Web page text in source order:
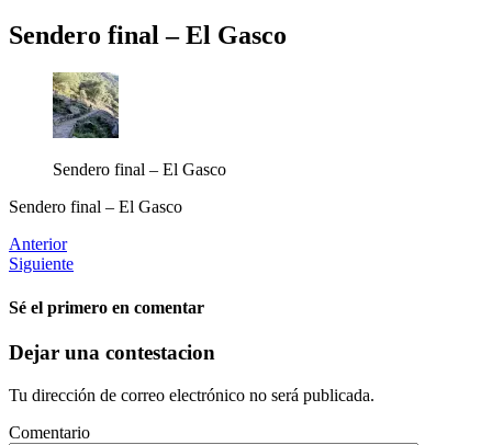
Sendero final – El Gasco
Sendero final – El Gasco
Sendero final – El Gasco
Anterior
Siguiente
Sé el primero en comentar
Dejar una contestacion
Tu dirección de correo electrónico no será publicada.
Comentario